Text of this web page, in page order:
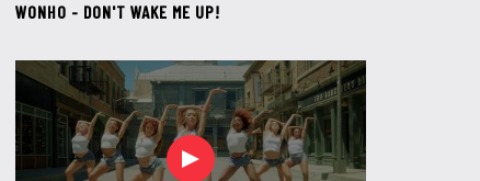
WONHO - DON'T WAKE ME UP!